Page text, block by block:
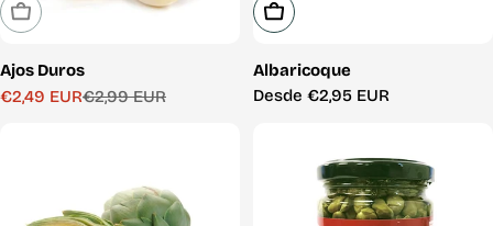
Agotado
Ajos Duros
Precio
€2,49 EUR
Precio
€2,99 EUR
Elige Opciones
Albaricoque
Precio
Desde €2,95 EUR